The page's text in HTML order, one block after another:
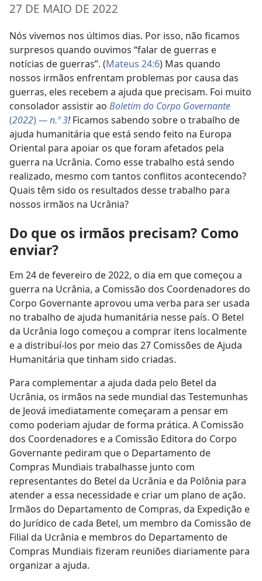
27 DE MAIO DE 2022
Nós vivemos nos últimos dias. Por isso, não ficamos
surpresos quando ouvimos “falar de guerras e
notícias de guerras”. (Mateus 24:6) Mas quando
nossos irmãos enfrentam problemas por causa das
guerras, eles recebem a ajuda que precisam. Foi muito
consolador assistir ao Boletim do Corpo Governante
(2022)— n.º 3!Ficamos sabendo sobre o trabalho de
ajuda humanitária que está sendo feito na Europa
Oriental para apoiar os que foram afetados pela
guerra na Ucrânia. Como esse trabalho está sendo
realizado, mesmo com tantos conflitos acontecendo?
Quais têm sido os resultados desse trabalho para
nossos irmãos na Ucrânia?
Do que os irmãos precisam? Como
enviar?
Em 24 de fevereiro de 2022, o dia em que começou a
guerra na Ucrânia, a Comissão dos Coordenadores do
Corpo Governante aprovou uma verba para ser usada
no trabalho de ajuda humanitária nesse país. O Betel
da Ucrânia logo começou a comprar itens localmente
e a distribuí-los por meio das 27 Comissões de Ajuda
Humanitária que tinham sido criadas.
Para complementar a ajuda dada pelo Betel da
Ucrânia, os irmãos na sede mundial das Testemunhas
de Jeová imediatamente começaram a pensar em
como poderiam ajudar de forma prática. A Comissão
dos Coordenadores e a Comissão Editora do Corpo
Governante pediram que o Departamento de
Compras Mundiais trabalhasse junto com
representantes do Betel da Ucrânia e da Polônia para
atender a essa necessidade e criar um plano de ação.
Irmãos do Departamento de Compras, da Expedição e
do Jurídico de cada Betel, um membro da Comissão de
Filial da Ucrânia e membros do Departamento de
Compras Mundiais fizeram reuniões diariamente para
organizar a ajuda.